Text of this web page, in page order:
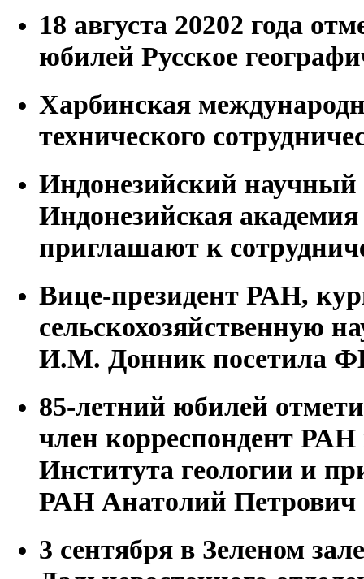
18 августа 20202 года
юбилей Русское
Харбинская
технического
Индонезийский
Индонезийская
приглашают к
Вице-президент РАН,
сельскохозяйственную
И.М. Донник посетила
85-летний юбилей
член корреспондент
Института геологии и
РАН Анатолий
3 сентября в Зеленом